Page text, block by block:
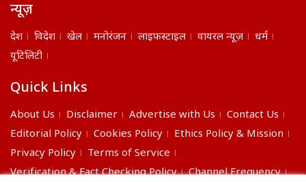
न्यूज़
देश विदेश खेल मनोरंजन लाइफस्टाइल वायरल न्यूज़
धर्म
यूटिलिटी
Quick Links
About Us Disclaimer Advertise with Us
Contact Us
Editorial Policy
Cookies Policy
Ethics Policy & Mission
Privacy Policy
Terms of Service
Verification & Fact Checking Policy
Channel Frequency